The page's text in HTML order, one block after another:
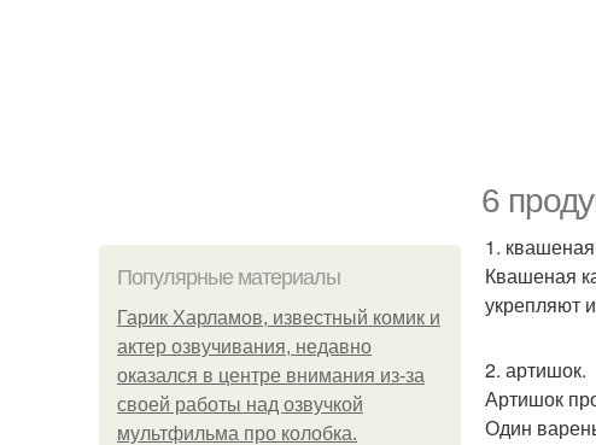
6
Популярные материалы
Гарик Харламов, известный комик и
актер озвучивания, недавно
оказался в центре внимания из-за
своей работы над озвучкой
мультфильма про колобка.
1. квашеная
Квашеная
укрепляют
2. артишок.
Артишок
Один